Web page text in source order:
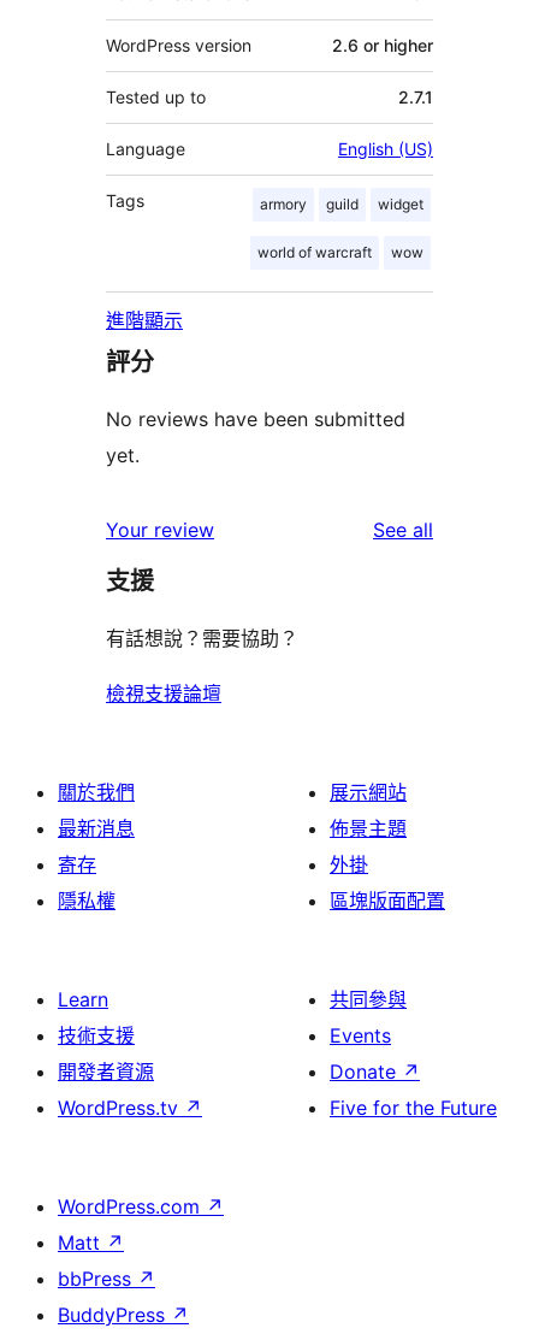
WordPress version 2.6 or higher
Tested up to 2.7.1
Language English (US)
Tags armory guild widget
world of warcraft wow
進階顯示
評分
No reviews have been submitted
yet.
Your review See all
支援
有話想說？需要協助？
檢視支援論壇
關於我們
最新消息
寄存
隱私權
展示網站
佈景主題
外掛
區塊版面配置
Learn
技術支援
開發者資源
WordPress.tv ↗
共同參與
Events
Donate ↗
Five for the Future
WordPress.com ↗
Matt ↗
bbPress ↗
BuddyPress ↗